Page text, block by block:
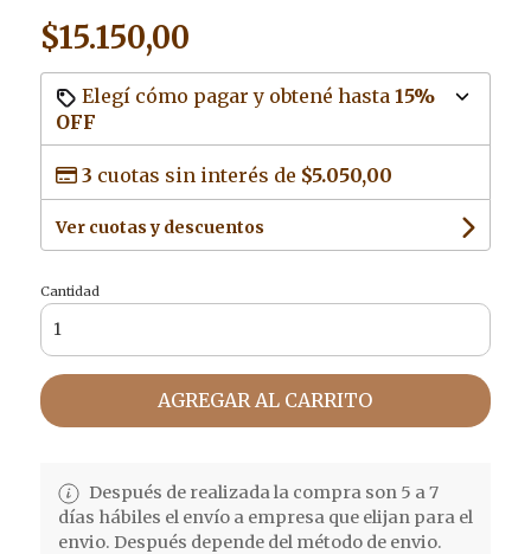
$15.150,00
Elegí cómo pagar y obtené hasta 15%
OFF
3 cuotas sin interés de $5.050,00
Ver cuotas y descuentos
Cantidad
AGREGAR AL CARRITO
Después de realizada la compra son 5 a 7
días hábiles el envío a empresa que elijan para el
envio. Después depende del método de envio.